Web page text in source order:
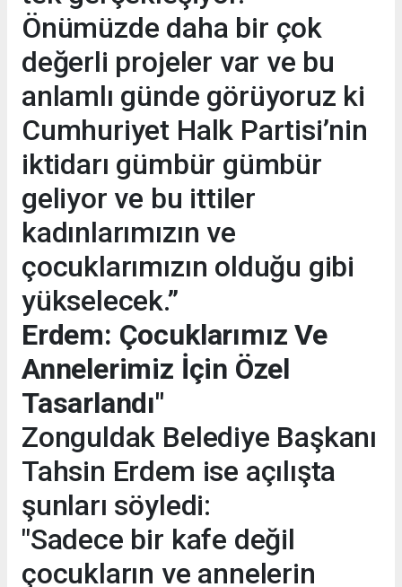
Önümüzde daha bir çok
değerli projeler var ve bu
anlamlı günde görüyoruz ki
Cumhuriyet Halk Partisi’nin
iktidarı gümbür gümbür
geliyor ve bu ittiler
kadınlarımızın ve
çocuklarımızın olduğu gibi
yükselecek.”
Erdem: Çocuklarımız Ve
Annelerimiz İçin Özel
Tasarlandı"
Zonguldak Belediye Başkanı
Tahsin Erdem ise açılışta
şunları söyledi:
"Sadece bir kafe değil
çocukların ve annelerin